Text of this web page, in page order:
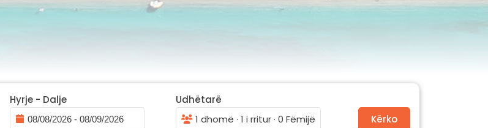
Hyrje - Dalje
Udhëtarë
1 dhomë · 1 i rritur · 0 Fëmijë
Kërko